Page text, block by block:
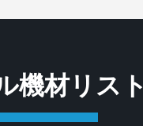
機材リスト